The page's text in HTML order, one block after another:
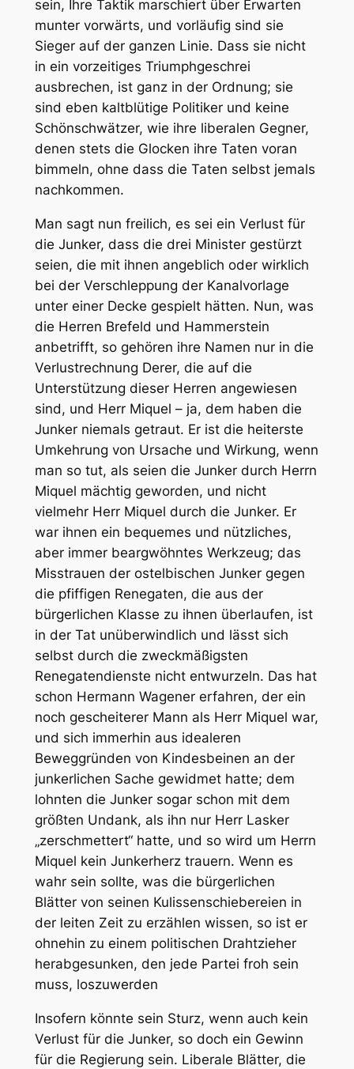
sein, Ihre Taktik marschiert über Erwarten
munter vorwärts, und vorläufig sind sie
Sieger auf der ganzen Linie. Dass sie nicht
in ein vorzeitiges Triumphgeschrei
ausbrechen, ist ganz in der Ordnung; sie
sind eben kaltblütige Politiker und keine
Schönschwätzer, wie ihre liberalen Gegner,
denen stets die Glocken ihre Taten voran
bimmeln, ohne dass die Taten selbst jemals
nachkommen.
Man sagt nun freilich, es sei ein Verlust für
die Junker, dass die drei Minister gestürzt
seien, die mit ihnen angeblich oder wirklich
bei der Verschleppung der Kanalvorlage
unter einer Decke gespielt hätten. Nun, was
die Herren Brefeld und Hammerstein
anbetrifft, so gehören ihre Namen nur in die
Verlustrechnung Derer, die auf die
Unterstützung dieser Herren angewiesen
sind, und Herr Miquel – ja, dem haben die
Junker niemals getraut. Er ist die heiterste
Umkehrung von Ursache und Wirkung, wenn
man so tut, als seien die Junker durch Herrn
Miquel mächtig geworden, und nicht
vielmehr Herr Miquel durch die Junker. Er
war ihnen ein bequemes und nützliches,
aber immer beargwöhntes Werkzeug; das
Misstrauen der ostelbischen Junker gegen
die pfiffigen Renegaten, die aus der
bürgerlichen Klasse zu ihnen überlaufen, ist
in der Tat unüberwindlich und lässt sich
selbst durch die zweckmäßigsten
Renegatendienste nicht entwurzeln. Das hat
schon Hermann Wagener erfahren, der ein
noch gescheiterer Mann als Herr Miquel war,
und sich immerhin aus idealeren
Beweggründen von Kindesbeinen an der
junkerlichen Sache gewidmet hatte; dem
lohnten die Junker sogar schon mit dem
größten Undank, als ihn nur Herr Lasker
„zerschmettert“ hatte, und so wird um Herrn
Miquel kein Junkerherz trauern. Wenn es
wahr sein sollte, was die bürgerlichen
Blätter von seinen Kulissenschiebereien in
der leiten Zeit zu erzählen wissen, so ist er
ohnehin zu einem politischen Drahtzieher
herabgesunken, den jede Partei froh sein
muss, loszuwerden
Insofern könnte sein Sturz, wenn auch kein
Verlust für die Junker, so doch ein Gewinn
für die Regierung sein. Liberale Blätter, die